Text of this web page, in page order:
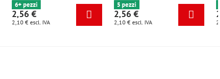
6+ pezzi
2,56 €
2,10 € escl. IVA
5 pezzi
2,56 €
2,10 € escl. IVA